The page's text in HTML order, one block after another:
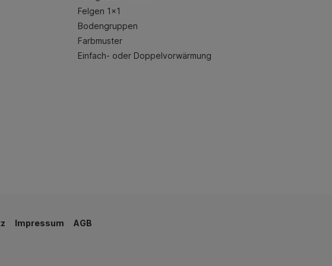
Felgen 1x1
Bodengruppen
Farbmuster
Einfach- oder Doppelvorwärmung
Impressum AGB